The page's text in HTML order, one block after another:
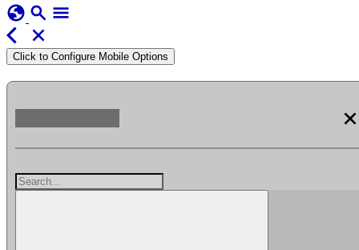
globe search menu
arrow_back_ios
close
Click to Configure Mobile Options
close